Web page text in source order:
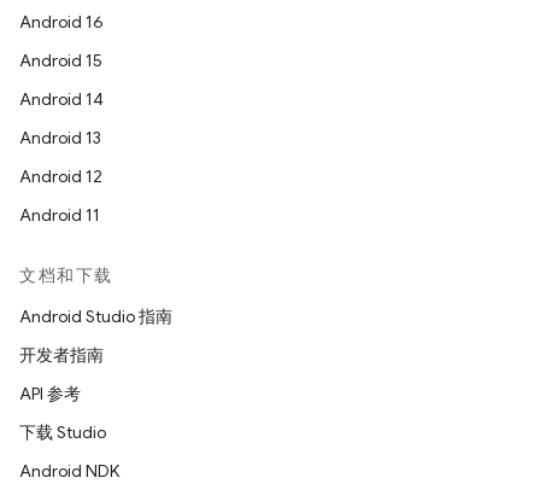
Android 16
Android 15
Android 14
Android 13
Android 12
Android 11
文档和下载
Android Studio 指南
开发者指南
API 参考
下载 Studio
Android NDK